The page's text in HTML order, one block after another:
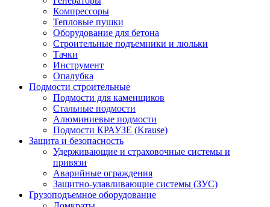
Компрессоры
Тепловые пушки
Оборудование для бетона
Строительные подъемники и люльки
Тачки
Инструмент
Опалубка
Подмости строительные
Подмости для каменщиков
Стальные подмости
Алюминиевые подмости
Подмости КРАУЗЕ (Krause)
Защита и безопасность
Удерживающие и страховочные системы и
привязи
Аварийные ограждения
Защитно-улавливающие системы (ЗУС)
Грузоподъемное оборудование